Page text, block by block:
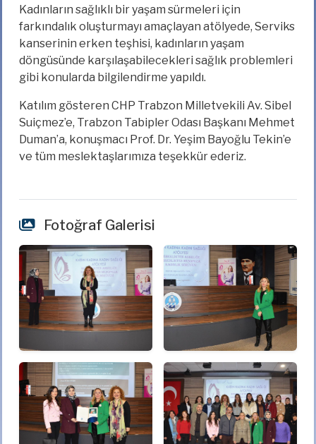
Kadınların sağlıklı bir yaşam sürmeleri için
farkındalık oluşturmayı amaçlayan atölyede, Serviks
kanserinin erken teşhisi, kadınların yaşam
döngüsünde karşılaşabilecekleri sağlık problemleri
gibi konularda bilgilendirme yapıldı.
Katılım gösteren CHP Trabzon Milletvekili Av. Sibel
Suiçmez’e, Trabzon Tabipler Odası Başkanı Mehmet
Duman’a, konuşmacı Prof. Dr. Yeşim Bayoğlu Tekin’e
ve tüm meslektaşlarımıza teşekkür ederiz.
Fotoğraf Galerisi